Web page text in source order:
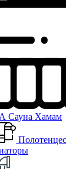
Сауна Хамам